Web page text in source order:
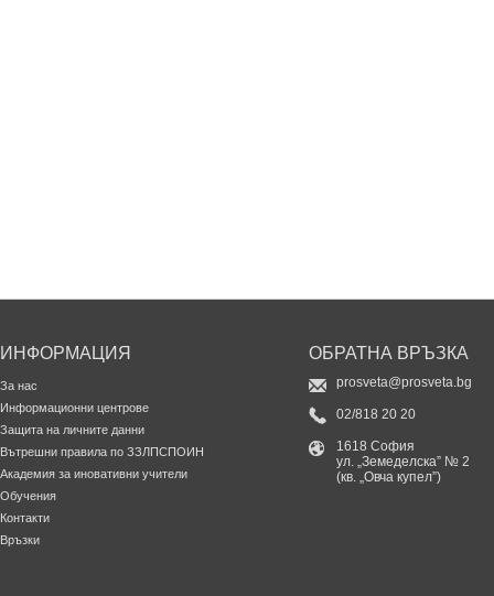
ИНФОРМАЦИЯ
За нас
Информационни центрове
Защита на личните данни
Вътрешни правила по ЗЗЛПСПОИН
Академия за иновативни учители
Обучения
Контакти
Връзки
ОБРАТНА ВРЪЗКА
prosveta@prosveta.bg
02/818 20 20
1618 София
ул. „Земеделска” № 2
(кв. „Овча купел”)